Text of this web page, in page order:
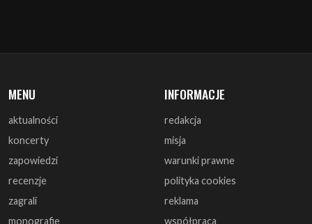
aktualności
zapowiedzi
recenzje
zagrali
monografie
artykuły
wywiady
redakcja
warunki prawne
polityka cookies
reklama
współpraca
kontakt